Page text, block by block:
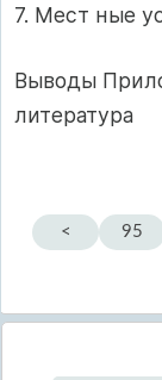
7. Мест ные
Выводы
литература
< 95